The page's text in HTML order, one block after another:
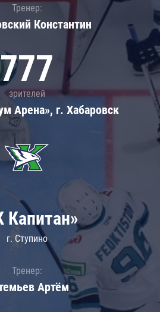
Тренер:
Константин
777
зрителей
Арена», г. Хабаровск
Капитан»
г. Ступино
Тренер:
Артём